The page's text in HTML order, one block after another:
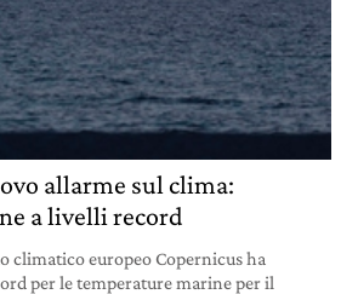
allarme sul clima:
a livelli record
climatico europeo Copernicus ha
per le temperature marine per il